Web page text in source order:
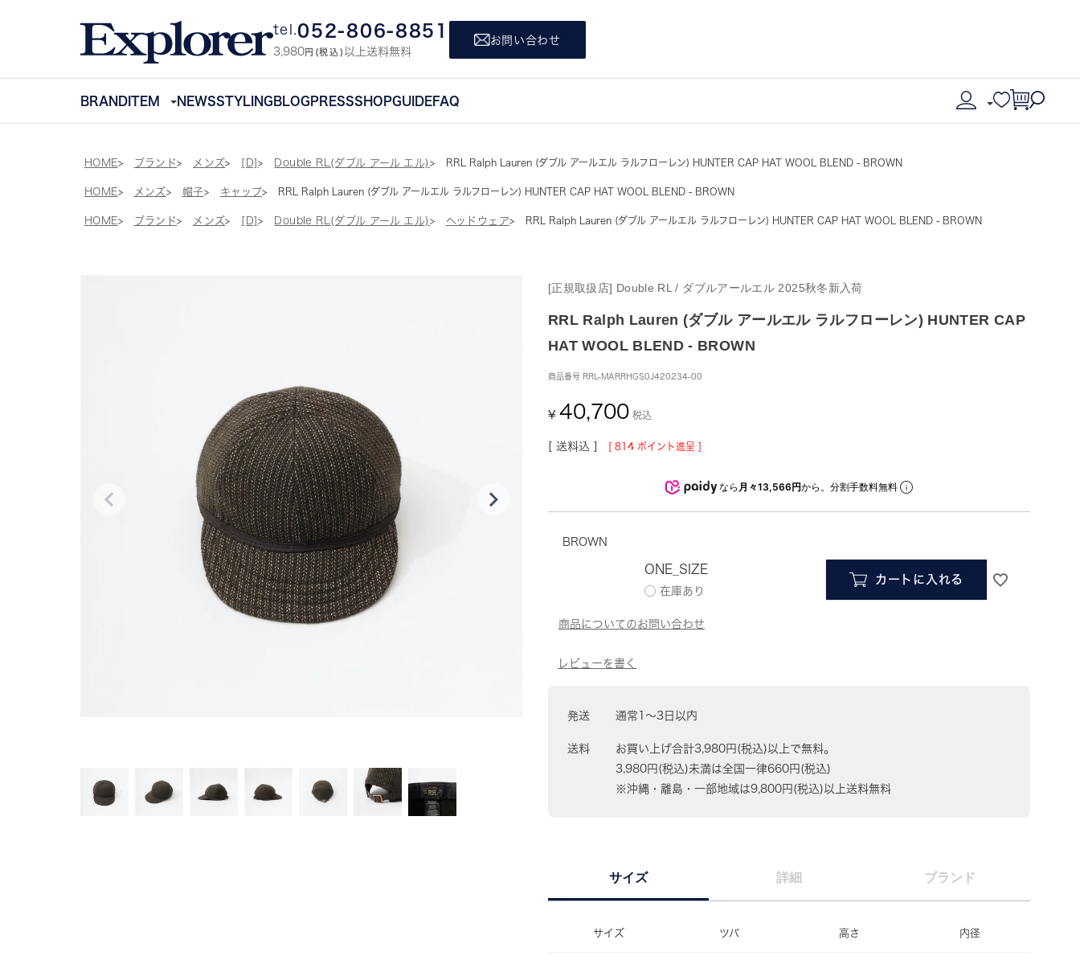
tel.052-806-8851
3,980円(税込)以上送料無料
お問い合わせ
BRANDITEM NEWSSTYLINGBLOGPRESSSHOPGUIDEFAQ
HOME ブランド メンズ [D] Double RL(ダブル アール エル) RRL Ralph Lauren (ダブル アールエル ラルフローレン) HUNTER CAP HAT WOOL BLEND - BROWN
HOME メンズ 帽子 キャップ RRL Ralph Lauren (ダブル アールエル ラルフローレン) HUNTER CAP HAT WOOL BLEND - BROWN
HOME ブランド メンズ [D] Double RL(ダブル アール エル) ヘッドウェア RRL Ralph Lauren (ダブル アールエル ラルフローレン) HUNTER CAP HAT WOOL BLEND - BROWN
[正規取扱店] Double RL / ダブルアールエル 2025秋冬新入荷
RRL Ralph Lauren (ダブル アールエル ラルフローレン) HUNTER CAP
HAT WOOL BLEND - BROWN
商品番号 RRL-MARRHGS0J420234-00
¥ 40,700 税込
送料込 [ 814 ポイント進呈 ]
なら 月々13,566円から。分割手数料無料
BROWN
ONE_SIZE
カートに入れる
発送 通常1〜3日以内
送料
お買い上げ合計3,980円(税込)以上で無料。
3,980円(税込)未満は全国一律660円(税込)
※沖縄・離島・一部地域は9,800円(税込)以上送料無料
サイズ 詳細 ブランド
サイズ ツバ 高さ 内径